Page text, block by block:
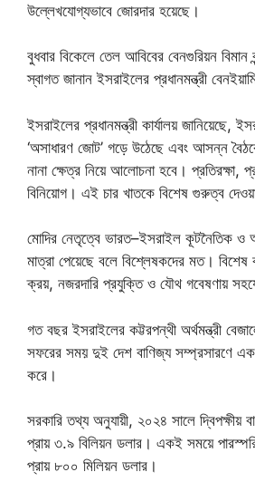
উল্লেখযোগ্যভাবে জোরদার হয়েছে।
বুধবার বিকেলে তেল আবিবের বেনগুরিয়ন বিমান
স্বাগত জানান ইসরাইলের প্রধানমন্ত্রী
ইসরাইলের প্রধানমন্ত্রী কার্যালয় জানিয়েছে,
‘অসাধারণ জোট’ গড়ে উঠেছে এবং আসন্ন
নানা ক্ষেত্র নিয়ে আলোচনা হবে। প্রতিরক্ষা,
বিনিয়োগ। এই চার খাতকে বিশেষ গুরুত্ব
মোদির নেতৃত্বে ভারত–ইসরাইল কূটনৈতিক ও
মাত্রা পেয়েছে বলে বিশ্লেষকদের মত। বিশেষ
ক্রয়, নজরদারি প্রযুক্তি ও যৌথ গবেষণায়
গত বছর ইসরাইলের কট্টরপন্থী অর্থমন্ত্রী
সফরের সময় দুই দেশ বাণিজ্য সম্প্রসারণে
করে।
সরকারি তথ্য অনুযায়ী, ২০২৪ সালে দ্বিপক্ষীয়
প্রায় ৩.৯ বিলিয়ন ডলার। একই সময়ে
প্রায় ৮০০ মিলিয়ন ডলার।